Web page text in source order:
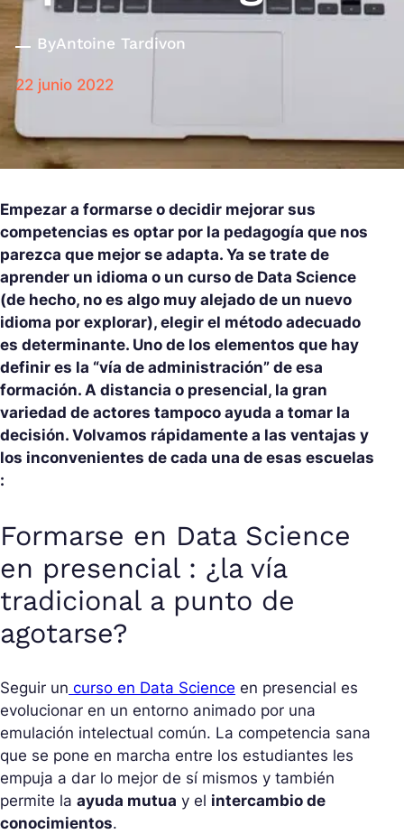
ByAntoine Tardivon
22 junio 2022
Empezar a formarse o decidir mejorar sus
competencias es optar por la pedagogía que nos
parezca que mejor se adapta. Ya se trate de
aprender un idioma o un curso de Data Science
(de hecho, no es algo muy alejado de un nuevo
idioma por explorar), elegir el método adecuado
es determinante. Uno de los elementos que hay
definir es la “vía de administración” de esa
formación. A distancia o presencial, la gran
variedad de actores tampoco ayuda a tomar la
decisión. Volvamos rápidamente a las ventajas y
los inconvenientes de cada una de esas escuelas
:
Formarse en Data Science
en presencial : ¿la vía
tradicional a punto de
agotarse?
Seguir un curso en Data Science en presencial es
evolucionar en un entorno animado por una
emulación intelectual común. La competencia sana
que se pone en marcha entre los estudiantes les
empuja a dar lo mejor de sí mismos y también
permite la ayuda mutua y el intercambio de
conocimientos.